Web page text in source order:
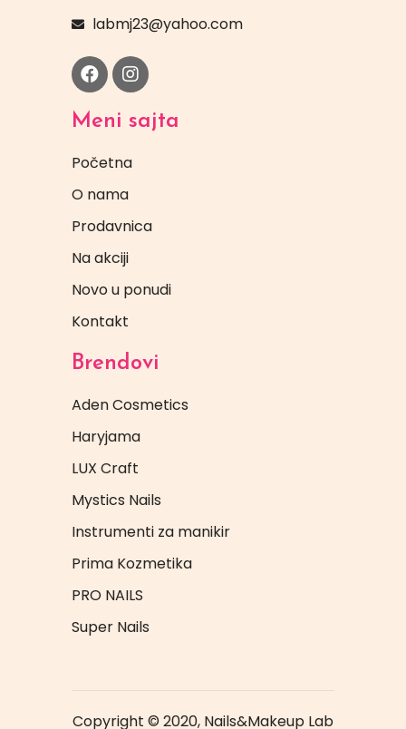
labmj23@yahoo.com
Meni sajta
Početna
O nama
Prodavnica
Na akciji
Novo u ponudi
Kontakt
Brendovi
Aden Cosmetics
Haryjama
LUX Craft
Mystics Nails
Instrumenti za manikir
Prima Kozmetika
PRO NAILS
Super Nails
Copyright © 2020, Nails&Makeup Lab